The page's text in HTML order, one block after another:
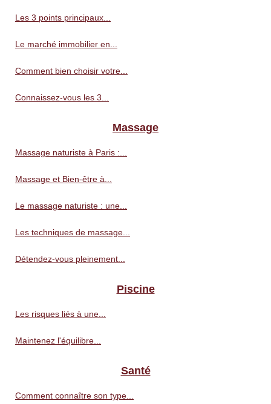
Les 3 points principaux...
Le marché immobilier en...
Comment bien choisir votre...
Connaissez-vous les 3...
Massage
Massage naturiste à Paris :...
Massage et Bien-être à...
Le massage naturiste : une...
Les techniques de massage...
Détendez-vous pleinement...
Piscine
Les risques liés à une...
Maintenez l'équilibre...
Santé
Comment connaître son type...